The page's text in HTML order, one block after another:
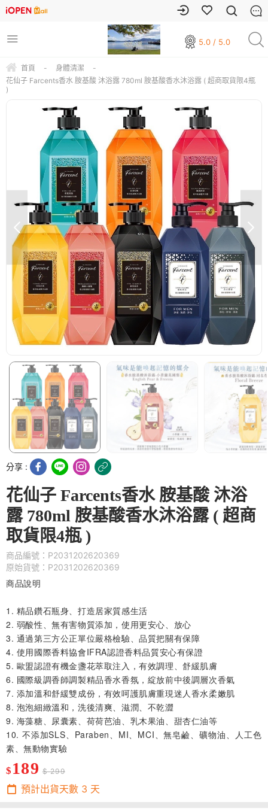
5.0 / 5.0
首頁 - 身體清潔
-
花仙子 Farcents香水 胺基酸 沐浴露 780ml 胺基酸香水沐浴露 ( 超商取貨限4瓶
)
分享 :
花仙子 Farcents香水 胺基酸 沐浴
露 780ml 胺基酸香水沐浴露 ( 超商
取貨限4瓶 )
商品編號：P2031202620369
原始貨號：P2031202620369
商品說明
1. 精品鑽石瓶身、打造居家質感生活
2. 弱酸性、無有害物質添加，使用更安心、放心
3. 通過第三方公正單位嚴格檢驗、品質把關有保障
4. 使用國際香料協會IFRA認證香料品質安心有保證
5. 歐盟認證有機金盞花萃取注入，有效調理、舒緩肌膚
6. 國際級調香師調製精品香水香氛，綻放前中後調層次香氣
7. 添加溫和舒緩雙成份，有效呵護肌膚重現迷人香水柔嫩肌
8. 泡泡細緻溫和，洗後清爽、滋潤、不乾澀
9. 海藻糖、尿囊素、荷荷芭油、乳木果油、甜杏仁油等
10. 不添加SLS、Paraben、MI、MCI、無皂鹼、礦物油、人工色
素、無動物實驗
$ 189 $ 299
預計出貨天數 3 天